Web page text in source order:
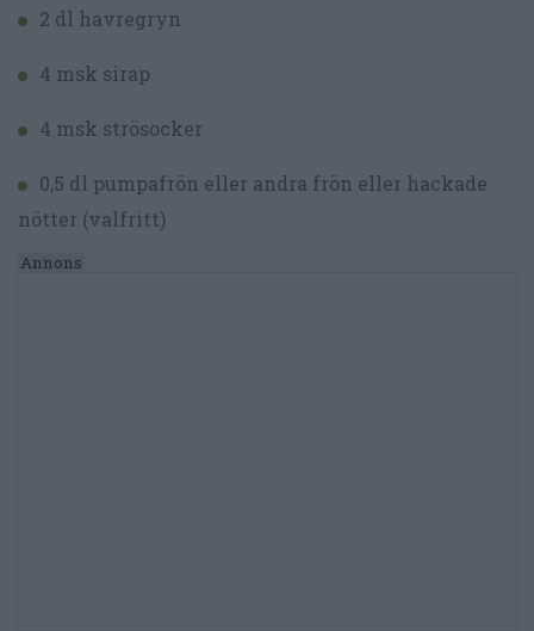
2 dl havregryn
4 msk sirap
4 msk strösocker
0,5 dl pumpafrön eller andra frön eller hackade
nötter (valfritt)